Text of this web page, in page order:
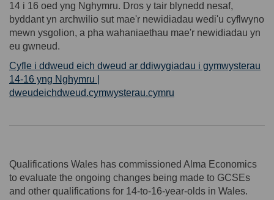
14 i 16 oed yng Nghymru. Dros y tair blynedd nesaf,
byddant yn archwilio sut mae'r newidiadau wedi'u cyflwyno
mewn ysgolion, a pha wahaniaethau mae'r newidiadau yn
eu gwneud.
Cyfle i ddweud eich dweud ar ddiwygiadau i gymwysterau
14-16 yng Nghymru |
dweudeichdweud.cymwysterau.cymru
Qualifications Wales has commissioned Alma Economics
to evaluate the ongoing changes being made to GCSEs
and other qualifications for 14-to-16-year-olds in Wales.